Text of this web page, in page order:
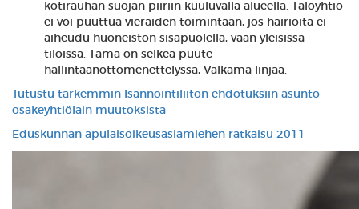
kotirauhan suojan piiriin kuuluvalla alueella. Taloyhtiö
ei voi puuttua vieraiden toimintaan, jos häiriöitä ei
aiheudu huoneiston sisäpuolella, vaan yleisissä
tiloissa. Tämä on selkeä puute
hallintaanottomenettelyssä, Valkama linjaa.
Tutustu tarkemmin Isännöintiliiton ehdotuksiin asunto-
osakeyhtiölain muutoksista
Eduskunnan apulaisoikeusasiamiehen ratkaisu 2011